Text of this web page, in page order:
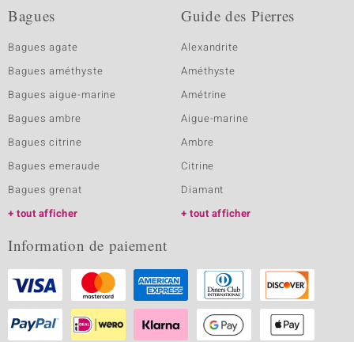
Bagues
Bagues agate
Bagues améthyste
Bagues aigue-marine
Bagues ambre
Bagues citrine
Bagues emeraude
Bagues grenat
tout afficher
Guide des Pierres
Alexandrite
Améthyste
Amétrine
Aigue-marine
Ambre
Citrine
Diamant
tout afficher
Information de paiement